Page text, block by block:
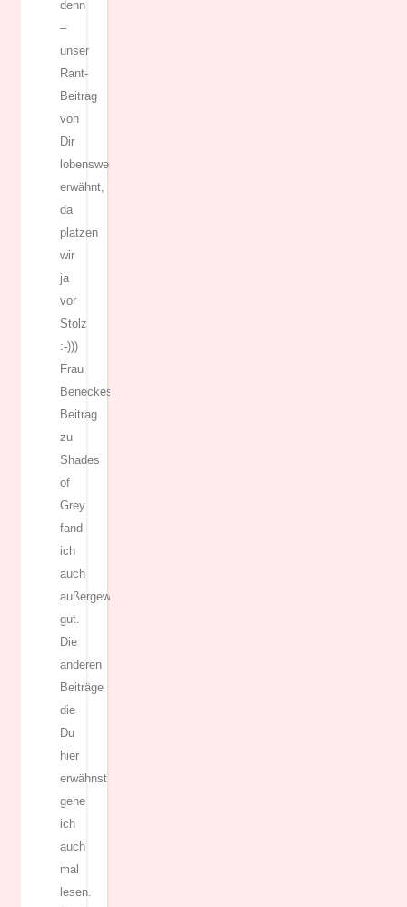
denn
–
unser
Rant-
Beitrag
von
Dir
lobenswert
erwähnt,
da
platzen
wir
ja
vor
Stolz
:-)))
Frau
Beneckes
Beitrag
zu
Shades
of
Grey
fand
ich
auch
außergewöhnlich
gut.
Die
anderen
Beiträge
die
Du
hier
erwähnst
gehe
ich
auch
mal
lesen.